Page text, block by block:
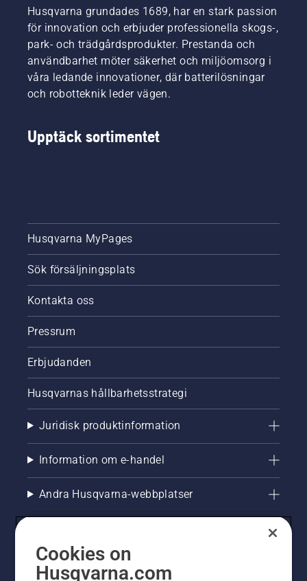
Husqvarna grundades 1689, har en stark passion
för innovation och erbjuder professionella skogs-,
park- och trädgårdsprodukter. Prestanda och
användbarhet möter säkerhet och miljöomsorg i
våra ledande innovationer, där batterilösningar
och robotteknik leder vägen.
Upptäck sortimentet
Husqvarna MyPages
Sök försäljningsplats
Kontakta oss
Pressrum
Erbjudanden
Husqvarnas hållbarhetsstrategi
Juridisk produktinformation
Information om e-handel
Andra Husqvarna-webbplatser
Cookies on
Husqvarna.com